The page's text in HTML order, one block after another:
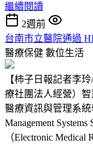
繼續閱讀
2週前
台南市立醫院通過
醫療保健 數位生活
【柿子日報記者李
療社團法人經營）
醫療資訊與管理系統
Management
（Electronic